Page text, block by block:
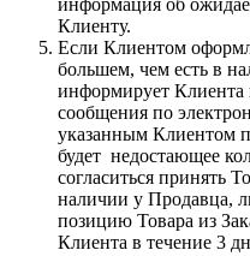
Клиенту.
Если Клиентом
большем, чем есть в
информирует Клиента
сообщения по
указанным Клиентом
будет недостающее
согласиться принять
наличии у Продавца,
позицию Товара из
Клиента в течение 3